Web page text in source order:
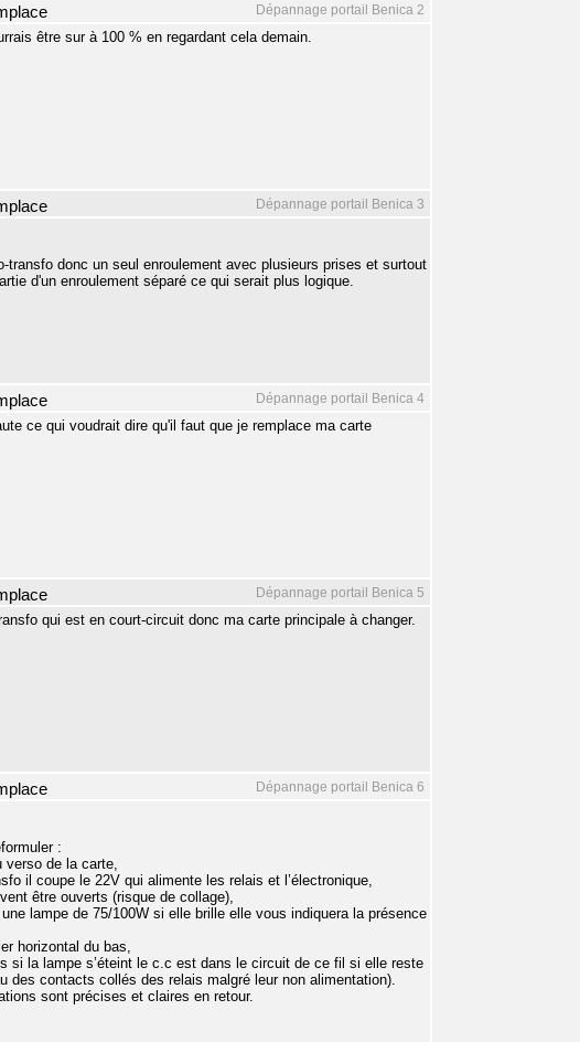
Dépannage portail Benica 2
être sur à 100 % en regardant cela demain.
Dépannage portail Benica 3
donc un seul enroulement avec plusieurs prises et surtout
d'un enroulement séparé ce qui serait plus logique.
Dépannage portail Benica 4
ce qui voudrait dire qu'il faut que je remplace ma carte
Dépannage portail Benica 5
qui est en court-circuit donc ma carte principale à changer.
Dépannage portail Benica 6
:
verso de la carte,
il coupe le 22V qui alimente les relais et l’électronique,
être ouverts (risque de collage),
lampe de 75/100W si elle brille elle vous indiquera la présence
horizontal du bas,
la lampe s’éteint le c.c est dans le circuit de ce fil si elle reste
contacts collés des relais malgré leur non alimentation).
sont précises et claires en retour.